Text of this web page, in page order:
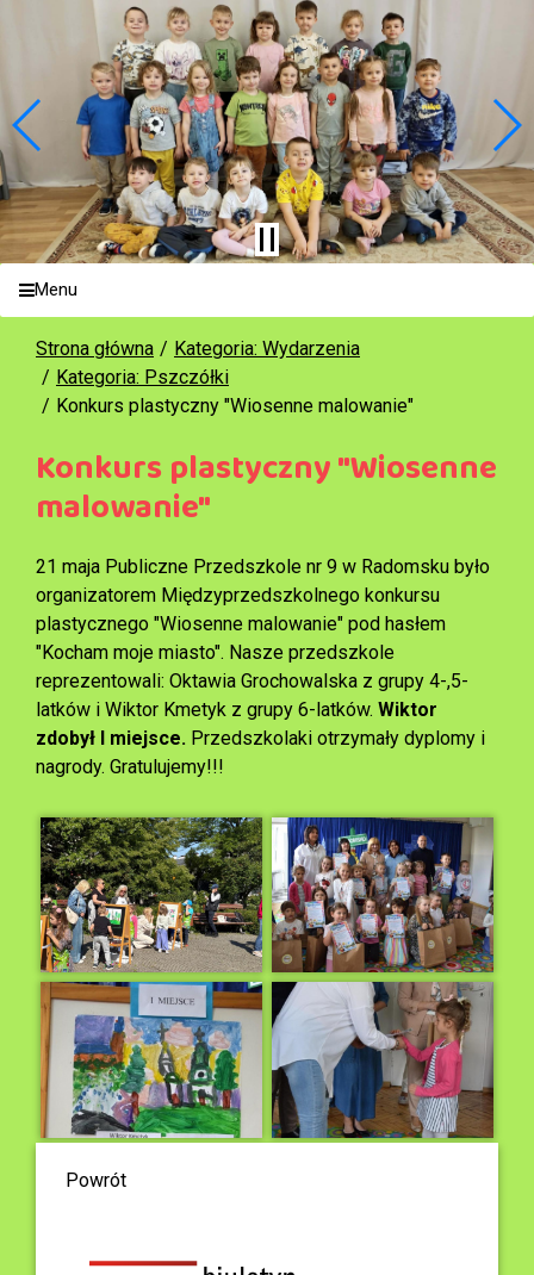
Menu
Strona główna
Kategoria: Wydarzenia
Kategoria: Pszczółki
Konkurs plastyczny "Wiosenne malowanie"
Konkurs plastyczny "Wiosenne
malowanie"
21 maja Publiczne Przedszkole nr 9 w Radomsku było
organizatorem Międzyprzedszkolnego konkursu
plastycznego "Wiosenne malowanie" pod hasłem
"Kocham moje miasto". Nasze przedszkole
reprezentowali: Oktawia Grochowalska z grupy 4-,5-
latków i Wiktor Kmetyk z grupy 6-latków. Wiktor
zdobył I miejsce. Przedszkolaki otrzymały dyplomy i
nagrody. Gratulujemy!!!
Powrót